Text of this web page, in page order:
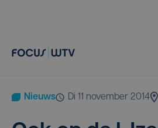
Nieuws di 11 november 2014